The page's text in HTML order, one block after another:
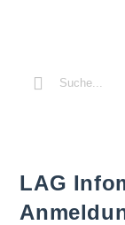
LAG